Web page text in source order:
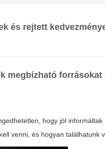
és rejtett
megbízható forrásokat
hogy jól informáltak
venni, és hogyan találhatunk